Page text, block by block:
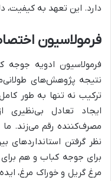
دارد. این تعهد به کیفیت،
فرمولاسیون
فرمولاسیون ادویه جوجه
نتیجه پژوهش‌های
ترکیب نه تنها به طور
ایجاد تعادل بی‌نظیری
مصرف‌کننده رقم می‌زند. ما
نظر گرفتن استانداردهای
برای جوجه کباب و هم برای
مرغ گریل و خوراک مرغ،